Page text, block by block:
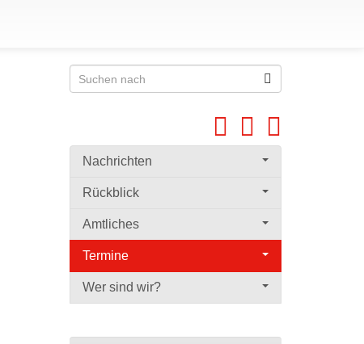
Nachrichten
Rückblick
Amtliches
Termine
Wer sind wir?